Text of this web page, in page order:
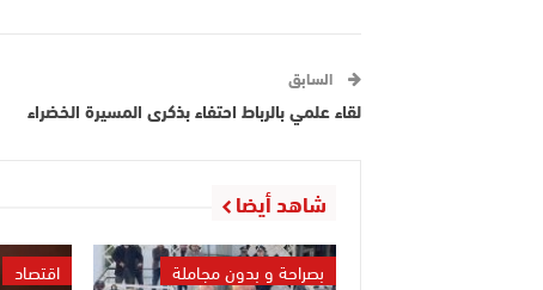
السابق
لقاء علمي بالرباط احتفاء بذكرى المسيرة الخضراء
شاهد أيضا
بصراحة و بدون مجاملة اقتصاد